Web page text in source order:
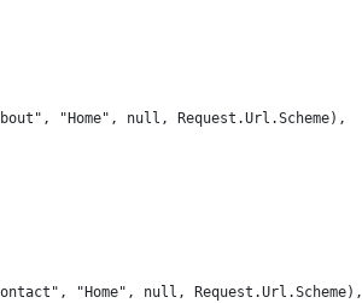
"Home", null, Request.Url.Scheme),
"Home", null, Request.Url.Scheme),